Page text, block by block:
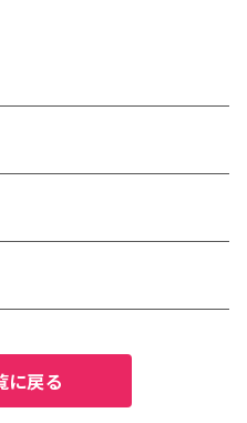
に戻る